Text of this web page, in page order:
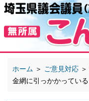
ホーム ＞ ご意見対応 ＞
金網に引っかかっている